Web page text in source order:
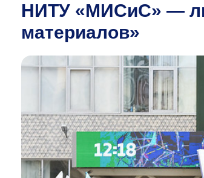
НИТУ «МИСиС» —
материалов»